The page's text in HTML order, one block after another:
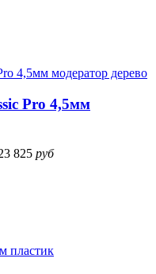
Pro 4,5мм
825 руб